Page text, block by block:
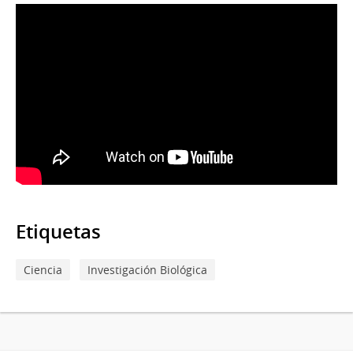
Etiquetas
Ciencia Investigación Biológica